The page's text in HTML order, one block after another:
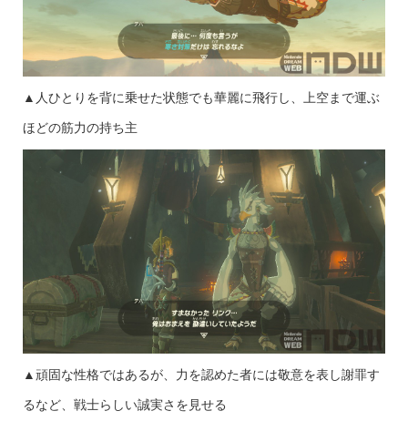
▲人ひとりを背に乗せた状態でも華麗に飛行し、上空まで運ぶ
ほどの筋力の持ち主
▲頑固な性格ではあるが、力を認めた者には敬意を表し謝罪す
るなど、戦士らしい誠実さを見せる